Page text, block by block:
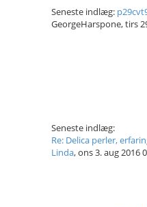
Seneste indlæg:
GeorgeHarspone,tirs
Seneste indlæg:
Re: Delica perler,
Linda,ons 3. aug 2016